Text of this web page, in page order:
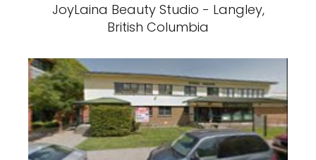
JoyLaina Beauty Studio - Langley,
British Columbia